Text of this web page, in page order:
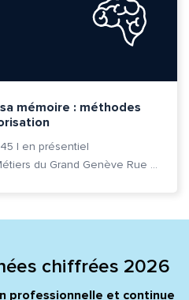
mémoire : méthodes
| en présentiel
Cité des Métiers du Grand Genève Rue Prévost-Martin 6 1205 Genève
chiffrées 2026
professionnelle et continue